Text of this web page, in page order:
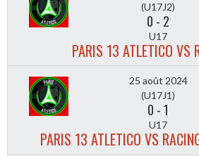
(U17J2)
0 - 2
U17
PARIS 13 ATLETICO VS
25 août 2024
(U17J1)
0 -1
U17
PARIS 13 ATLETICO VS